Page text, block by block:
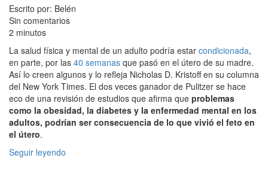
Escrito por: Belén
Sin comentarios
2 minutos
La salud física y mental de un adulto podría estar condicionada,
en parte, por las 40 semanas que pasó en el útero de su madre.
Así lo creen algunos y lo refleja Nicholas D. Kristoff en su columna
del New York Times. El dos veces ganador de Pulitzer se hace
eco de una revisión de estudios que afirma que problemas
como la obesidad, la diabetes y la enfermedad mental en los
adultos, podrían ser consecuencia de lo que vivió el feto en
el útero.
Seguir leyendo